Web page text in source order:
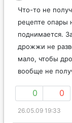
Что-то не
рецепте опары
поднимается.
дрожжи не
мало, чтобы
вообще не
0 0
26.05.09 19:33